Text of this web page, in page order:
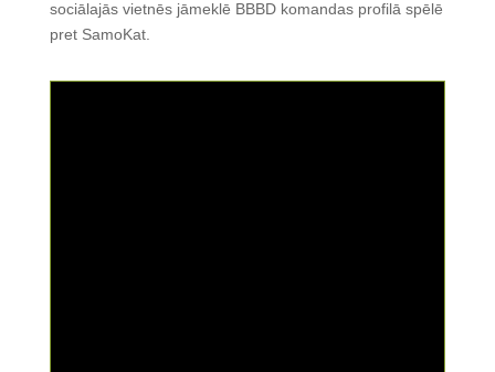
sociālajās vietnēs jāmeklē BBBD komandas profilā spēlē
pret SamoKat.